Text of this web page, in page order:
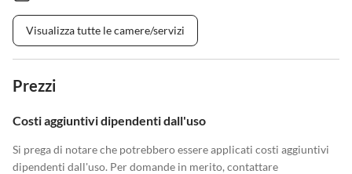
Visualizza tutte le camere/servizi
Prezzi
Costi aggiuntivi dipendenti dall'uso
Si prega di notare che potrebbero essere applicati costi aggiuntivi
dipendenti dall'uso. Per domande in merito, contattare